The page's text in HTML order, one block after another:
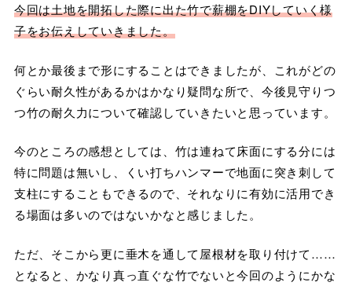
今回は土地を開拓した際に出た竹で薪棚をDIYしていく様
子をお伝えしていきました。
何とか最後まで形にすることはできましたが、これがどの
ぐらい耐久性があるかはかなり疑問な所で、今後見守りつ
つ竹の耐久力について確認していきたいと思っています。
今のところの感想としては、竹は連ねて床面にする分には
特に問題は無いし、くい打ちハンマーで地面に突き刺して
支柱にすることもできるので、それなりに有効に活用でき
る場面は多いのではないかなと感じました。
ただ、そこから更に垂木を通して屋根材を取り付けて……
となると、かなり真っ直ぐな竹でないと今回のようにかな